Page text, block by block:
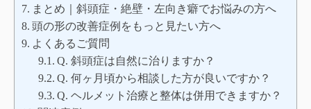
まとめ｜斜頭症・絶壁・左向き癖でお悩みの方へ
頭の形の改善症例をもっと見たい方へ
よくあるご質問
Q. 斜頭症は自然に治りますか？
Q. 何ヶ月頃から相談した方が良いですか？
Q. ヘルメット治療と整体は併用できますか？